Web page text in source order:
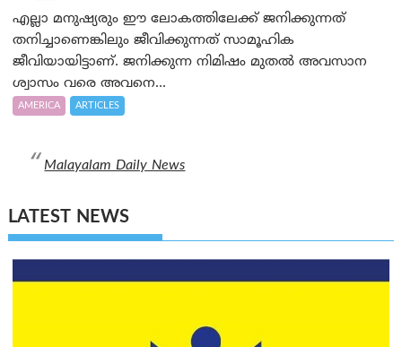
എല്ലാ മനുഷ്യരും ഈ ലോകത്തിലേക്ക് ജനിക്കുന്നത്
തനിച്ചാണെങ്കിലും ജീവിക്കുന്നത് സാമൂഹിക
ജീവിയായിട്ടാണ്. ജനിക്കുന്ന നിമിഷം മുതൽ അവസാന
ശ്വാസം വരെ അവനെ...
AMERICA ARTICLES
Malayalam Daily News
LATEST NEWS